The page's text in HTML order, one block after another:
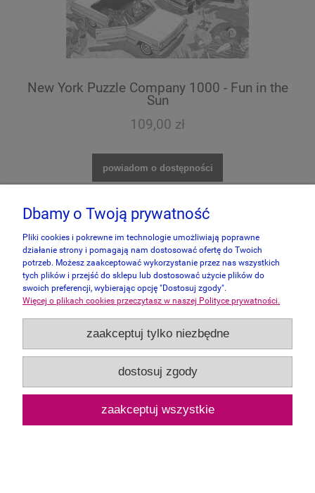
New York Puzzle Company 1000 - Fun in the
Sun
109,00 zł
powiadom o dostępności
New York Puzzle Company 1000 - French
Onion Soup
Dbamy o Twoją prywatność
Pliki cookies i pokrewne im technologie umożliwiają poprawne
działanie strony i pomagają nam dostosować ofertę do Twoich
potrzeb. Możesz zaakceptować wykorzystanie przez nas wszystkich
tych plików i przejść do sklepu lub dostosować użycie plików do
swoich preferencji, wybierając opcję "Dostosuj zgody".
Więcej o plikach cookies przeczytasz w naszej Polityce prywatności.
zaakceptuj tylko niezbędne
dostosuj zgody
zaakceptuj wszystkie